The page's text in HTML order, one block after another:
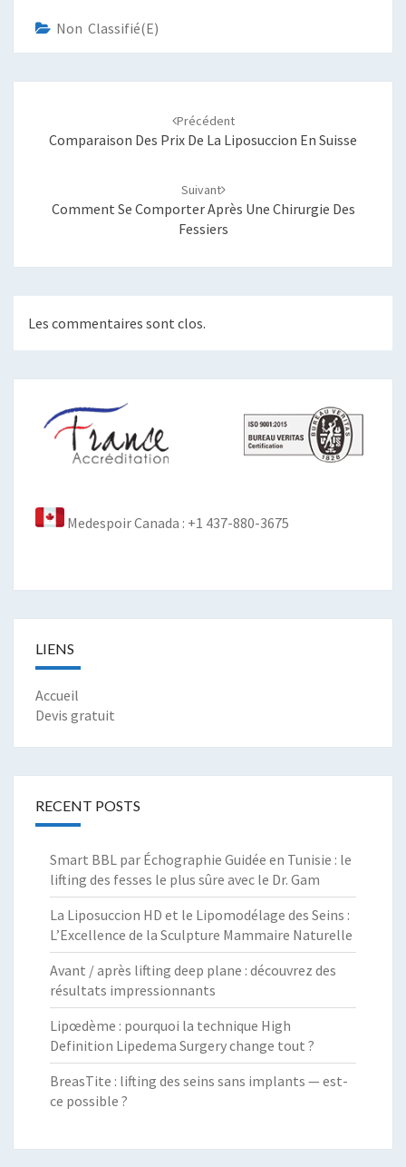
Non Classifié(e)
Précédent
Comparaison Des Prix De La Liposuccion En Suisse
Suivant
Comment Se Comporter Après Une Chirurgie Des
Fessiers
Les commentaires sont clos.
Medespoir Canada : +1 437-880-3675
LIENS
Accueil
Devis gratuit
RECENT POSTS
Smart BBL par Échographie Guidée en Tunisie : le
lifting des fesses le plus sûre avec le Dr. Gam
La Liposuccion HD et le Lipomodélage des Seins :
L’Excellence de la Sculpture Mammaire Naturelle
Avant / après lifting deep plane : découvrez des
résultats impressionnants
Lipœdème : pourquoi la technique High
Definition Lipedema Surgery change tout ?
BreasTite : lifting des seins sans implants — est-
ce possible ?